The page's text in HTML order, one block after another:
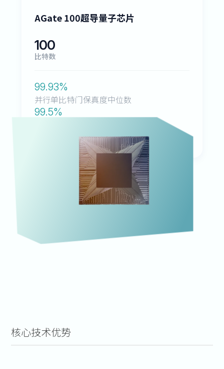
AGate 100超导量子芯片
100
比特数
99.93%
并行单比特门保真度中位数
99.5%
核心技术优势